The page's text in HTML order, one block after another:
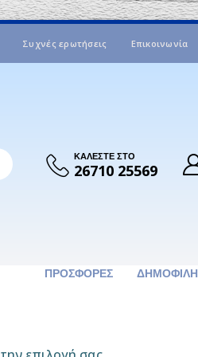
Συχνές ερωτήσεις Επικοινωνία
ΚΑΛΕΣΤΕ ΣΤΟ
26710 25569
ΠΡΟΣΦΟΡΈΣ ΔΗΜΟΦΙΛΉ